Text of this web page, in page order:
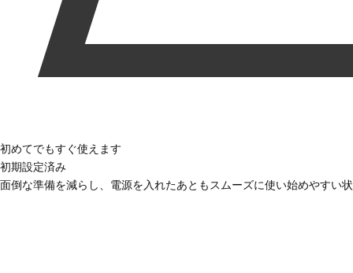
初めてでもすぐ使えます
初期設定済み
面倒な準備を減らし、電源を入れたあともスムーズに使い始めやすい